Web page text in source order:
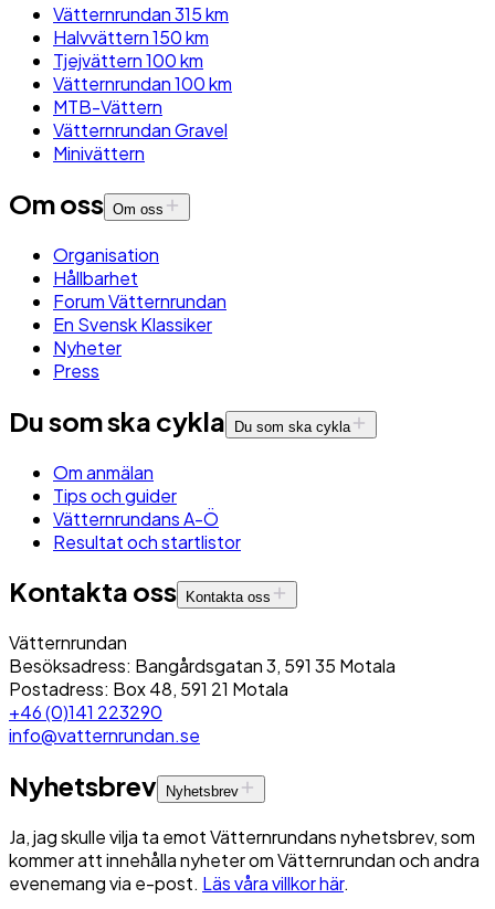
Vätternrundan 315 km
Halvvättern 150 km
Tjejvättern 100 km
Vätternrundan 100 km
MTB-Vättern
Vätternrundan Gravel
Minivättern
Om oss Om oss
Organisation
Hållbarhet
Forum Vätternrundan
En Svensk Klassiker
Nyheter
Press
Du som ska cykla Du som ska cykla
Om anmälan
Tips och guider
Vätternrundans A-Ö
Resultat och startlistor
Kontakta oss Kontakta oss
Vätternrundan
Besöksadress: Bangårdsgatan 3, 591 35 Motala
Postadress: Box 48, 591 21 Motala
+46 (0)141 223290
info@vatternrundan.se
Nyhetsbrev Nyhetsbrev
Ja, jag skulle vilja ta emot Vätternrundans nyhetsbrev, som
kommer att innehålla nyheter om Vätternrundan och andra
evenemang via e-post. Läs våra villkor här.